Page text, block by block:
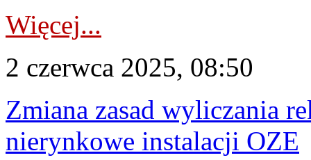
Więcej...
2 czerwca 2025, 08:50
Zmiana zasad wyliczania
nierynkowe instalacji OZE